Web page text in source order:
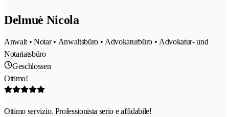
Delmuè Nicola
Anwalt • Notar • Anwaltsbüro • Advokaturbüro • Advokatur- und
Notariatsbüro
Geschlossen
Ottimo!
Ottimo servizio. Professionista serio e affidabile!